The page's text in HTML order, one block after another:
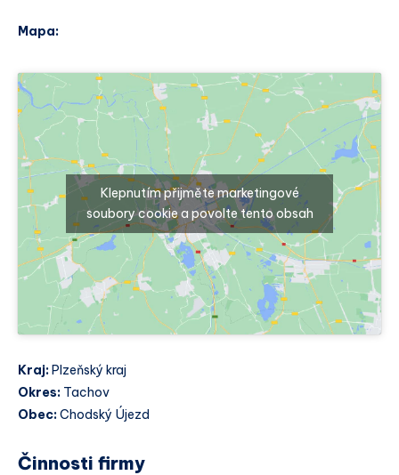
Mapa:
Klepnutím přijměte marketingové
soubory cookie a povolte tento obsah
Kraj: Plzeňský kraj
Okres: Tachov
Obec:Chodský Újezd
Činnosti firmy